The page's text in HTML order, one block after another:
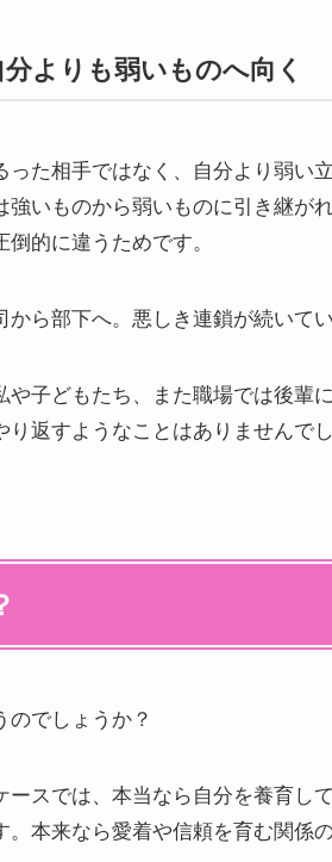
よりも弱いものへ向く
た相手ではなく、自分より弱い
いものから弱いものに引き継が
的に違うためです。
ら部下へ。悪しき連鎖が続いて
子どもたち、また職場では後輩
返すようなことはありませんでし
のでしょうか？
スでは、本当なら自分を養育し
本来なら愛着や信頼を育む関係